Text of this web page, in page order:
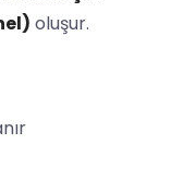
oluşur.